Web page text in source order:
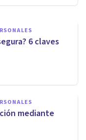
6 claves
mediante